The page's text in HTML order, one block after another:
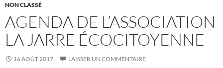
NON CLASSÉ
AGENDA DE L’ASSOCIATION
LA JARRE ÉCOCITOYENNE
16 AOÛT 2017 LAISSER UN COMMENTAIRE